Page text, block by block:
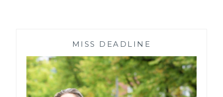
HELPEN
OM
ALS
VOLWASSENE
TE
MISS DEADLINE